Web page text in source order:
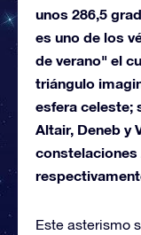
unos 286,5
es uno de los
de verano" el
triángulo
esfera celeste;
Altair, Deneb y
constelaciones
Este asterismo